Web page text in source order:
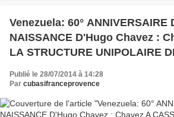
Venezuela: 60° ANNIVERSAIRE
NAISSANCE D'Hugo Chavez :
LA STRUCTURE UNIPOLAIRE
GEOPOLITIQUE MONDIALE
Publié le 28/07/2014 à 14:28
Par cubasifranceprovence